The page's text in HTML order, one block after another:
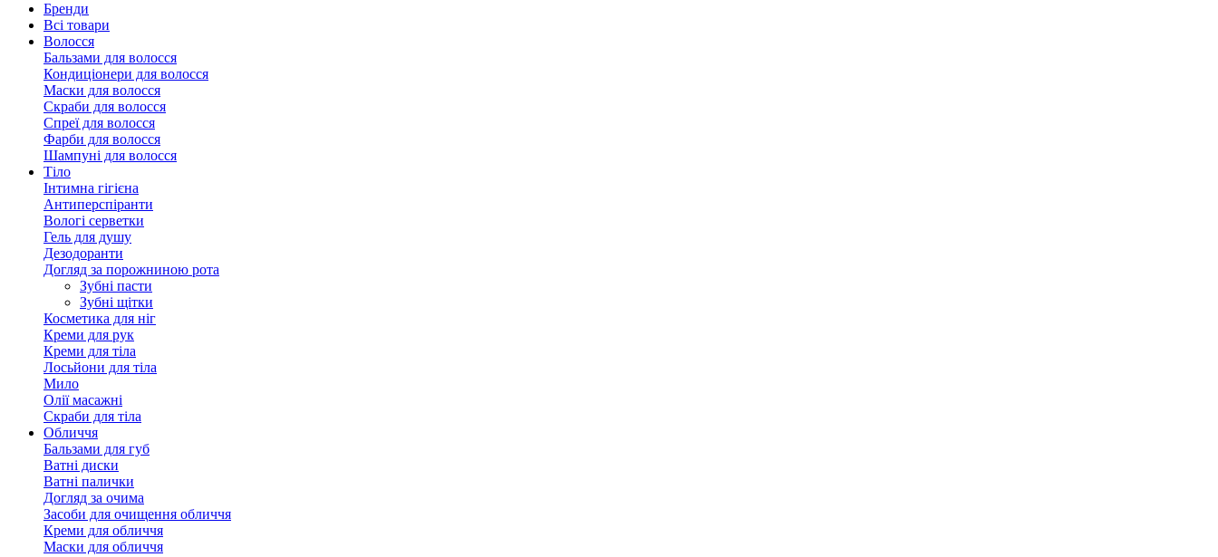
Бренди
Всі товари
Волосся
Бальзами для волосся
Кондиціонери для волосся
Маски для волосся
Скраби для волосся
Спреї для волосся
Фарби для волосся
Шампуні для волосся
Тіло
Інтимна гігієна
Антиперспіранти
Вологі серветки
Гель для душу
Дезодоранти
Догляд за порожниною рота
Зубні пасти
Зубні щітки
Косметика для ніг
Креми для рук
Креми для тіла
Лосьйони для тіла
Мило
Олії масажні
Скраби для тіла
Обличчя
Бальзами для губ
Ватні диски
Ватні палички
Догляд за очима
Засоби для очищення обличчя
Креми для обличчя
Маски для обличчя